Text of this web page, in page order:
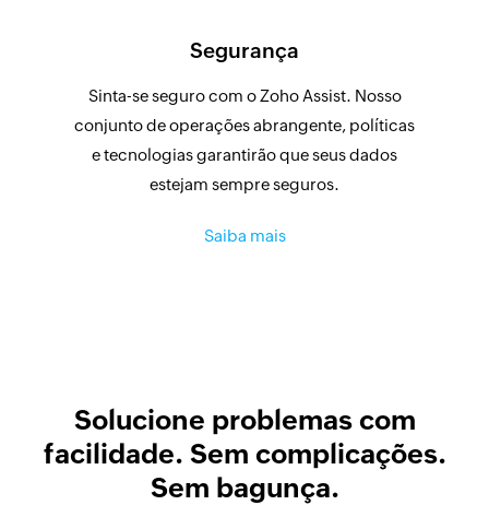
Segurança
Sinta-se seguro com o Zoho Assist. Nosso
conjunto de operações abrangente, políticas
e tecnologias garantirão que seus dados
estejam sempre seguros.
Saiba mais
Solucione problemas com
facilidade. Sem complicações.
Sem bagunça.